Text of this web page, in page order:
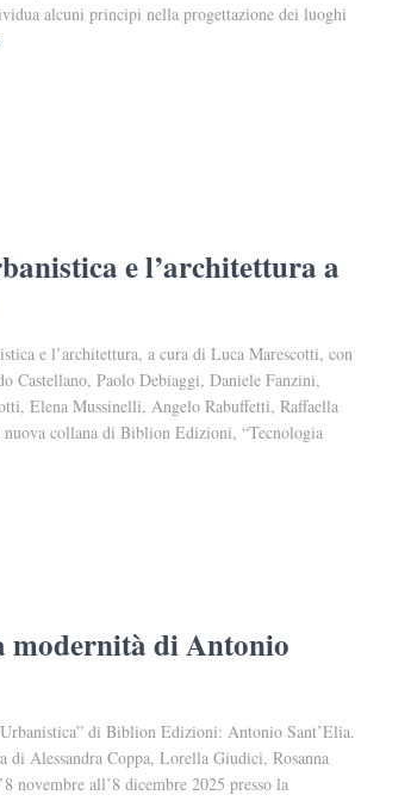
alcuni principi nella progettazione dei luoghi
e l’architettura a
e l’architettura, a cura di Luca Marescotti, con
Castellano, Paolo Debiaggi, Daniele Fanzini,
Elena Mussinelli, Angelo Rabuffetti, Raffaella
collana di Biblion Edizioni, “Tecnologia
modernità di Antonio
di Biblion Edizioni: Antonio Sant’Elia.
Alessandra Coppa, Lorella Giudici, Rosanna
novembre all’8 dicembre 2025 presso la